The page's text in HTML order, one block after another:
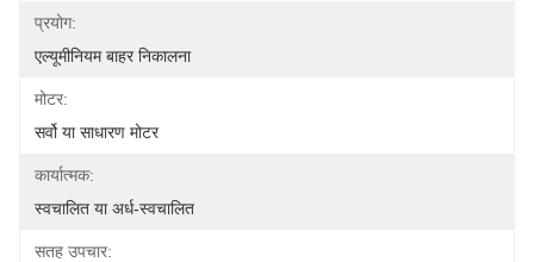
प्रयोग:
एल्यूमीनियम बाहर निकालना
मोटर:
सर्वो या साधारण मोटर
कार्यात्मक:
स्वचालित या अर्ध-स्वचालित
सतह उपचार: